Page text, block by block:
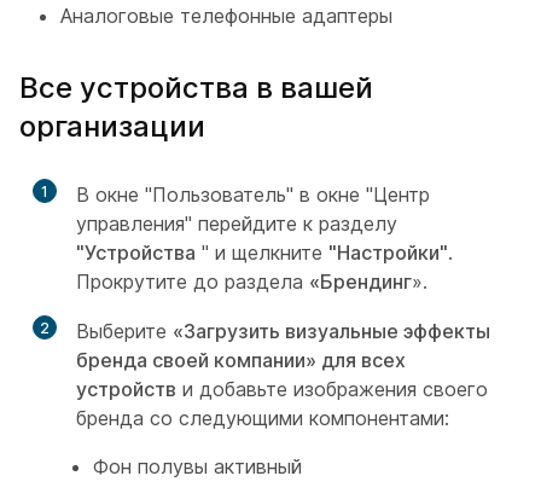
Аналоговые телефонные адаптеры
Все устройства в вашей
организации
1
В окне "Пользователь" в окне "Центр
управления" перейдите к разделу
"Устройства " и щелкните "Настройки".
Прокрутите до раздела «Брендинг».
2 Выберите «Загрузить визуальные эффекты
бренда своей компании» для всех
устройств и добавьте изображения своего
бренда со следующими компонентами:
Фон полувы активный